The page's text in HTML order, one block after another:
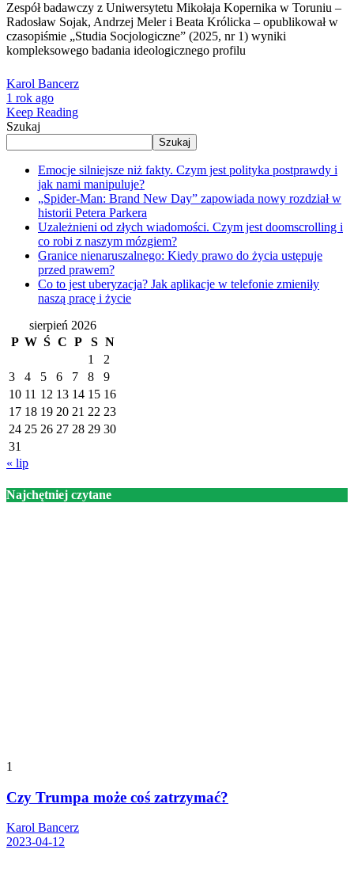
Zespół badawczy z Uniwersytetu Mikołaja Kopernika w Toruniu –
Radosław Sojak, Andrzej Meler i Beata Królicka – opublikował w
czasopiśmie „Studia Socjologiczne” (2025, nr 1) wyniki
kompleksowego badania ideologicznego profilu
Karol Bancerz
1 rok ago
Keep Reading
Szukaj
Szukaj
Emocje silniejsze niż fakty. Czym jest polityka postprawdy i
jak nami manipuluje?
„Spider-Man: Brand New Day” zapowiada nowy rozdział w
historii Petera Parkera
Uzależnieni od złych wiadomości. Czym jest doomscrolling i
co robi z naszym mózgiem?
Granice nienaruszalnego: Kiedy prawo do życia ustępuje
przed prawem?
Co to jest uberyzacja? Jak aplikacje w telefonie zmieniły
naszą pracę i życie
sierpień 2026
P W Ś C P S N
1
2
3
4 5 6 7 8
9
10 11 12 13 14 15 16
17 18 19 20 21 22 23
24 25 26 27 28 29 30
31
« lip
Najchętniej czytane
1
Czy Trumpa może coś zatrzymać?
Karol Bancerz
2023-04-12